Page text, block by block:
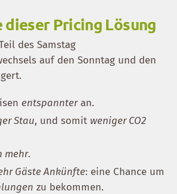
Pricing Lösung
des Samstag
auf den Sonntag und den
entspannteran.
Stau, und somit weniger CO2
mehr.
Gäste Ankünfte: eine Chance um
zu bekommen.